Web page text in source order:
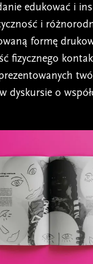
edukować i
i
formę
fizycznego
dyskursie o